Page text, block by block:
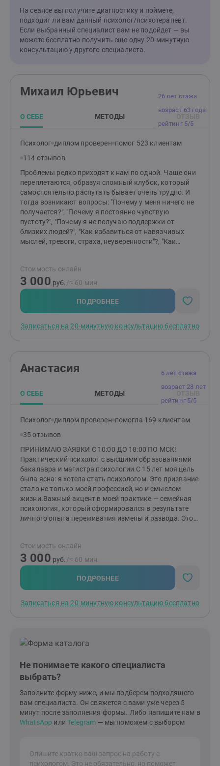
хотел/а делать со своей жизнью?"
На сеансе вы получите диагностику и поймете,
подходит ли вам данный психолог/психотерапевт.
Если выбранный специалист вам не подойдет — вы
можете бесплатно получить еще одну 20-минутную
консультацию у другого специалиста.
26 лет стажа
возраст 63 года
рейтинг 5/5
Михаил Юрьевич
О СЕБЕ МЕТОДЫ
Психолог диплом проверен помог 523 клиентам
114 отзывов
Проблемы редко приходят к нам по одной. Чаще они
переплетаются, образуя сложный клубок, который
самостоятельно распутать бывает очень трудно. И
тогда возникают вопросы: "Почему у меня ничего не
получается?", "Почему я постоянно чувствую
пустоту?", "Почему я не получаю поддержки от
близких людей?", "Как избавиться от навязчивых
мыслей, тревоги, страха, неуверенности"?, "Как
клубок, найти причину "негативных сценариев",
научиться понимать себя и свои состояния,
выстраивать здоровые отношения с близкими
людьми и окружающими, выйти из замкнутого круга,
делать свою жизнь лучше и получать от нее
поддержка, понимание, принятие, осознание.
Стоимость онлайн
3 000 руб. /≈ 60 мин.
ПОДРОБНЕЕ
Записаться на 20-минутную консультацию бесплатно
6 лет стажа
возраст 28 лет
рейтинг 5/5
Анастасия
О СЕБЕ МЕТОДЫ
Психолог диплом проверен помогла 169 клиентам
35 отзывов
ПРИНИМАЮ ЗАЯВКИ С 10:00 ДО 18:00 ПО МСК!
Практический психолог с высшими образованиями
бакалавра и магистра психологии.С 15 лет моя цель
была ясна: я хотела стать психологом. Это призвание
стало не только моей профессией, но и смыслом
жизни.Важный акцент в моей практике — семейная
психология, который сформировался в результате
личного опыта переживания измены и развода. Этот
отношений, а также заглянуть в «формулу»
любви.Помимо этого, я помогаю людям справляться
с посттравматическим стрессовым расстройством
(ПТСР), неопределенностью в жизни и повышенной
тревожностью, низкой самооценкой. Я понимаю, как
отношения с окружающими. Также я работаю с
находим способы управления эмоциями и
реакциями.Сегодня я опираюсь как на накопленные
опыт, чтобы помочь людям справиться со
сложностями в себе, в отношениях с партнером или
в семейной жизни и в вашем внутреннем
мире.Давайте сделаем это вместе!Я здесь, чтобы
поддержать вас на вашем пути к лучшей жизни.
Стоимость онлайн
3 000 руб. /≈ 60 мин.
ПОДРОБНЕЕ
Записаться на 20-минутную консультацию бесплатно
Не понимаете какого специалиста
выбрать?
Заполните форму ниже, и мы подберем подходящего
вам специалиста. Он свяжется с вами уже через 5
минут после заполнения формы. Либо напишите нам в
WhatsApp илиTelegram — мы поможем с выбором